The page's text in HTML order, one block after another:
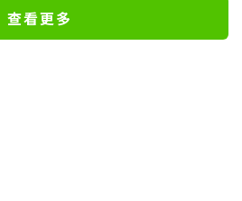
查看更多